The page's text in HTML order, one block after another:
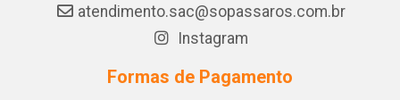
atendimento.sac@sopassaros.com.br
Instagram
Formas de Pagamento